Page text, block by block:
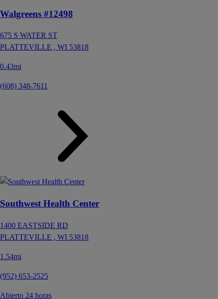
Walgreens #12498
675 S WATER ST
PLATTEVILLE , WI 53818
0.43mi
(608) 348-7611
Southwest Health Center
1400 EASTSIDE RD
PLATTEVILLE , WI 53818
1.54mi
(952) 653-2525
Abierto 24 horas